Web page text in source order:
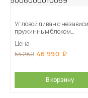
Угловой диван с
пружинным блоком
Левый
Цена
55 280 46 990
В корзину